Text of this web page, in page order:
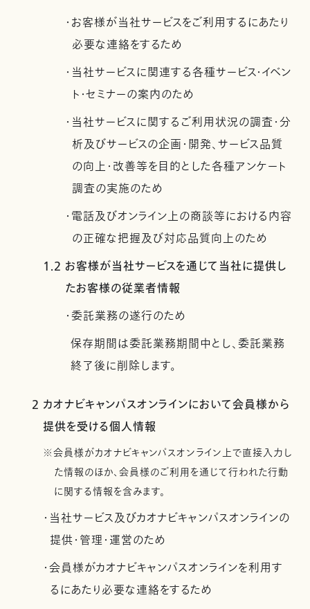
・お客様が当社サービスをご利用するにあたり
必要な連絡をするため
・当社サービスに関連する各種サービス・イベン
ト・セミナーの案内のため
・当社サービスに関するご利用状況の調査・分
析及びサービスの企画・開発、サービス品質
の向上・改善等を目的とした各種アンケート
調査の実施のため
・電話及びオンライン上の商談等における内容
の正確な把握及び対応品質向上のため
1.2 お客様が当社サービスを通じて当社に提供し
たお客様の従業者情報
・委託業務の遂行のため
保存期間は委託業務期間中とし、委託業務
終了後に削除します。
2 カオナビキャンパスオンラインにおいて会員様から
提供を受ける個人情報
※会員様がカオナビキャンパスオンライン上で直接入力し
た情報のほか、会員様のご利用を通じて行われた行動
に関する情報を含みます。
・当社サービス及びカオナビキャンパスオンラインの
提供・管理・運営のため
・会員様がカオナビキャンパスオンラインを利用す
るにあたり必要な連絡をするため